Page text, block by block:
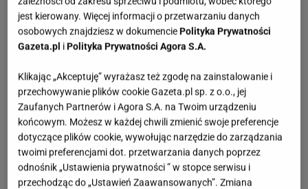
jest kierowany. Więcej informacji o przetwarzaniu danych
osobowych znajdziesz w dokumencie Polityka Prywatności
Gazeta.pl i Polityka Prywatności Agora S.A.
Klikając „Akceptuję” wyrażasz też zgodę na zainstalowanie i
przechowywanie plików cookie Gazeta.pl sp. z o.o., jej
Zaufanych Partnerów i Agora S.A. na Twoim urządzeniu
końcowym. Możesz w każdej chwili zmienić swoje preferencje
dotyczące plików cookie, wywołując narzędzie do zarządzania
twoimi preferencjami dot. przetwarzania danych poprzez
odnośnik „Ustawienia prywatności ” w stopce serwisu i
przechodząc do „Ustawień Zaawansowanych”. Zmiana